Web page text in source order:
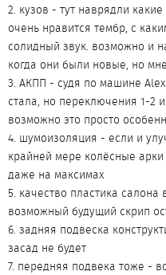
2. кузов - тут наврядли
очень нравится тембр, с
солидный звук. возможно и
когда они были новые, но
3. АКПП - судя по машине
стала, но переключения 1-2
возможно это просто
4. шумоизоляция - если и
крайней мере колёсные
даже на максимах
5. качество пластика
возможный будущий скрип
6. задняя подвеска
засад не будет
7. передняя подвека тоже -